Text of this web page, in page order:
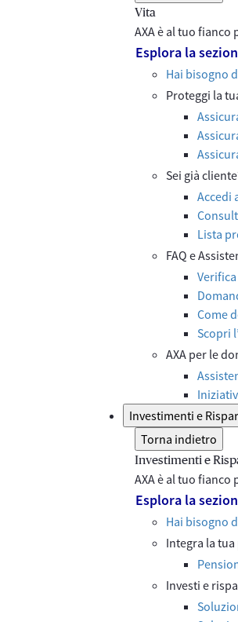
Vita
AXA è al tuo
Esplora la
Hai bisogno
Proteggi la
Sei già
Accedi
Lista
FAQ e
Come
Scopri
AXA per le
Investimenti e
Torna indietro
Investimenti e
AXA è al tuo
Esplora la
Hai bisogno
Integra la
Investi e